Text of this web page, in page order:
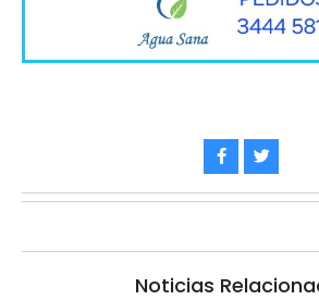
Noticias